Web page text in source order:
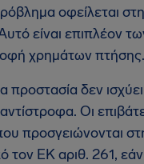
οφείλεται
είναι επιπλέον
χρημάτων πτήσης.
προστασία δεν
Οι
προσγειώνονται
τον ΕΚ αριθ. 261,